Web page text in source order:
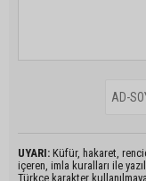
UYARI: Küfür, hakaret,
içeren, imla kuralları ile
Türkçe karakter